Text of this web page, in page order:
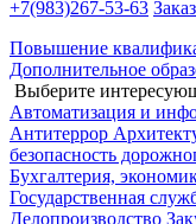
+7(983)267-53-63
Повышение
Дополнительное
Выберите
Автоматизация и
Антитеррор
безопасность
Бухгалтерия,
Государственная
Делопроизводство